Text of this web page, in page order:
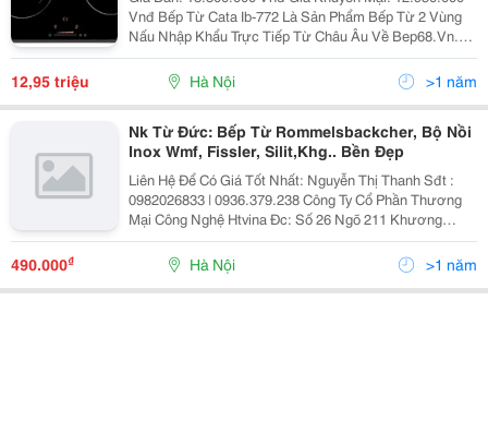
Vnđ Bếp Từ Cata Ib-772 Là Sản Phẩm Bếp Từ 2 Vùng
Nấu Nhập Khẩu Trực Tiếp Từ Châu Âu Về Bep68.Vn.
Bếp Từ Cata Ib-772 Với 2 Vùng Nấu Từ Rộng Rãi Công
Suất Cao Đáp Ứng Được Tất Cả Nhu Cầu
12,95 triệu Hà Nội >1 năm
Nk Từ Đức: Bếp Từ Rommelsbackcher, Bộ Nồi
Inox Wmf, Fissler, Silit,Khg.. Bền Đẹp
Liên Hệ Để Có Giá Tốt Nhất: Nguyễn Thị Thanh Sđt :
0982026833 | 0936.379.238 Công Ty Cổ Phần Thương
Mại Công Nghệ Htvina Đc: Số 26 Ngõ 211 Khương
Trung &Ndash; Thanh Xuân &Ndash; Hà Nội Yahoo
:Nguyenthanh6685 Website: Http://Sieuthiht.com
490.000₫ Hà Nội >1 năm